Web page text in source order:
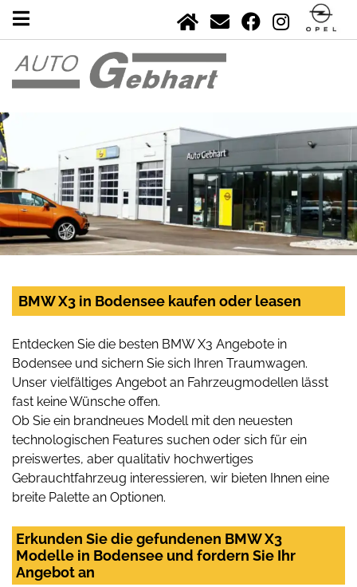
BMW X3 in Bodensee kaufen oder leasen
Entdecken Sie die besten BMW X3 Angebote in
Bodensee und sichern Sie sich Ihren Traumwagen.
Unser vielfältiges Angebot an Fahrzeugmodellen lässt
fast keine Wünsche offen.
Ob Sie ein brandneues Modell mit den neuesten
technologischen Features suchen oder sich für ein
preiswertes, aber qualitativ hochwertiges
Gebrauchtfahrzeug interessieren, wir bieten Ihnen eine
breite Palette an Optionen.
Erkunden Sie die gefundenen BMW X3
Modelle in Bodensee und fordern Sie Ihr
Angebot an